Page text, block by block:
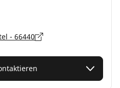
- 66440